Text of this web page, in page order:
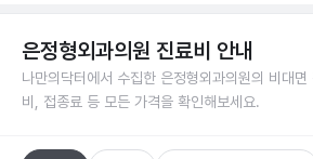
은정형외과의원 진료비 안내
나만의닥터에서 수집한 은정형외과의원의 비대면
비, 접종료 등 모든 가격을 확인해보세요.